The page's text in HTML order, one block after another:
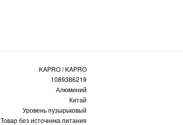
KAPRO / KAPRO
1089386219
Алюминий
Китай
Уровень пузырьковый
Товар без источника питания